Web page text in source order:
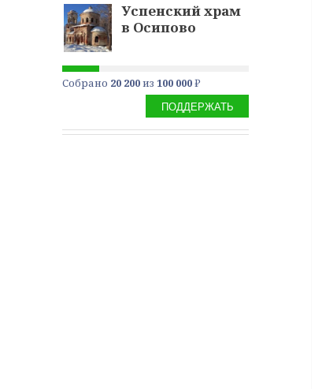
Успенский храм
в Осипово
Собрано 20 200из100 000₽
ПОДДЕРЖАТЬ